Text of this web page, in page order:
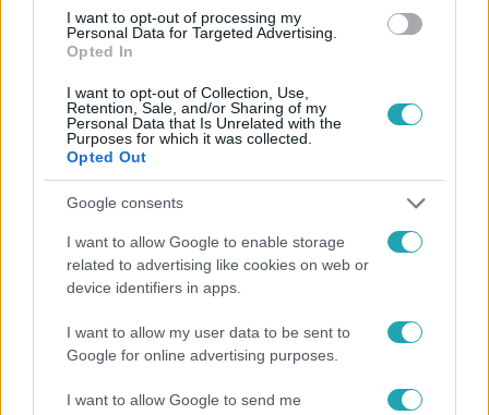
I want to opt-out of processing my
Personal Data for Targeted Advertising.
Opted In
I want to opt-out of Collection, Use,
Retention, Sale, and/or Sharing of my
Personal Data that Is Unrelated with the
Purposes for which it was collected.
Opted Out
Google consents
I want to allow Google to enable storage
related to advertising like cookies on web or
device identifiers in apps.
I want to allow my user data to be sent to
Google for online advertising purposes.
I want to allow Google to send me
HALÁLOS #MOTOR #MENTŐAUTÓ
Népszerű